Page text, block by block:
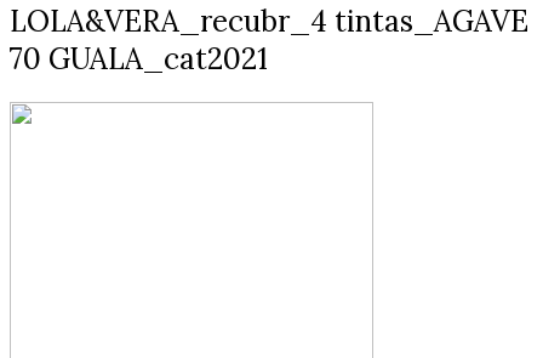
LOLA&VERA_recubr_4 tintas_AGAVE
70 GUALA_cat2021